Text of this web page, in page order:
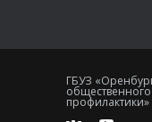
ГБУЗ
профилактики»